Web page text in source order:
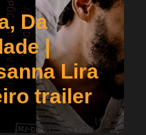
Da
|
Lira
trailer